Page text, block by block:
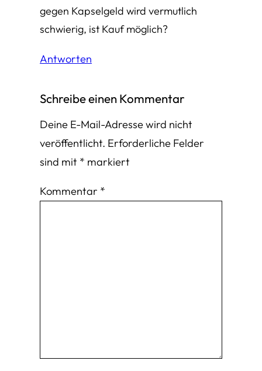
gegen Kapselgeld wird vermutlich
schwierig, ist Kauf möglich?
Antworten
Schreibe einen Kommentar
Deine E-Mail-Adresse wird nicht
veröffentlicht. Erforderliche Felder
sind mit * markiert
Kommentar *